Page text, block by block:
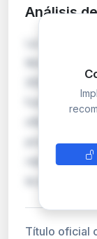
Análisis
La
libre
2026,
funcionario
ofertado. La
reservados
la
Título oficial